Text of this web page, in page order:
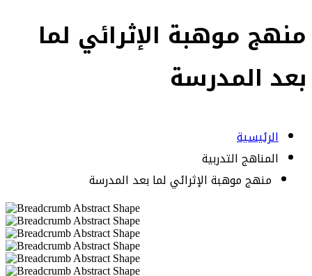
منهج موهبة الإثرائي لما
بعد المدرسة
الرئيسية
المناهج التدربية
منهج موهبة الإثرائي لما بعد المدرسة